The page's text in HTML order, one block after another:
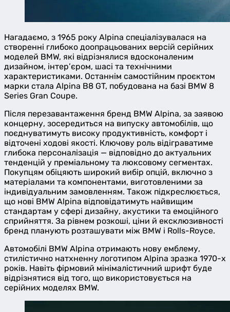
Нагадаємо, з 1965 року Alpina спеціалізувалася на
створенні глибоко доопрацьованих версій серійних
моделей BMW, які відрізнялися вдосконаленим
дизайном, інтер’єром, шасі та технічними
характеристиками. Останнім самостійним проєктом
марки стала Alpina B8 GT, побудована на базі BMW 8
Series Gran Coupe.
Після перезавантаження бренд BMW Alpina, за заявою
концерну, зосередиться на випуску автомобілів, що
поєднуватимуть високу продуктивність, комфорт і
відточені ходові якості. Ключову роль відіграватиме
глибока персоналізація — відповідно до актуальних
тенденцій у преміальному та люксовому сегментах.
Покупцям обіцяють широкий вибір опцій, включно з
матеріалами та компонентами, виготовленими за
індивідуальним замовленням. Також підкреслюється,
що нові BMW Alpina відповідатимуть найвищим
стандартам у сфері дизайну, акустики та емоційного
сприйняття. За рівнем розкоші, ціни й ексклюзивності
бренд планують розташувати між BMW і Rolls-Royce.
Автомобілі BMW Alpina отримають нову емблему,
стилістично натхненну логотипом Alpina зразка 1970-х
років. Навіть фірмовий мінімалістичний шрифт буде
відрізнятися від того, що використовується на
серійних моделях BMW.